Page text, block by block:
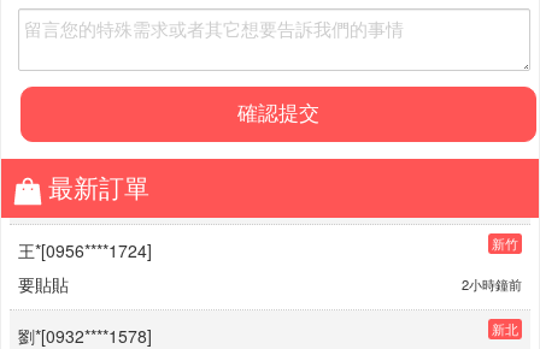
最新訂單
新竹
王*[0956****1724]
2小時鐘前
要貼貼
劉*[0932****1578]
3小時鐘前
我也想貼貼